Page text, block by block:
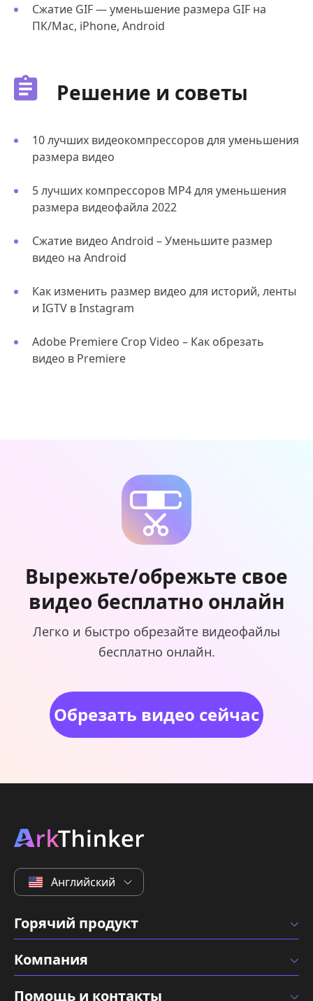
Сжатие GIF — уменьшение размера GIF на
ПК/Mac, iPhone, Android
Решение и советы
10 лучших видеокомпрессоров для уменьшения
размера видео
5 лучших компрессоров MP4 для уменьшения
размера видеофайла 2022
Сжатие видео Android – Уменьшите размер
видео на Android
Как изменить размер видео для историй, ленты
и IGTV в Instagram
Adobe Premiere Crop Video – Как обрезать
видео в Premiere
Вырежьте/обрежьте свое
видео бесплатно онлайн
Легко и быстро обрезайте видеофайлы
бесплатно онлайн.
Обрезать видео сейчас
Английский
Горячий продукт
Компания
Помощь и контакты